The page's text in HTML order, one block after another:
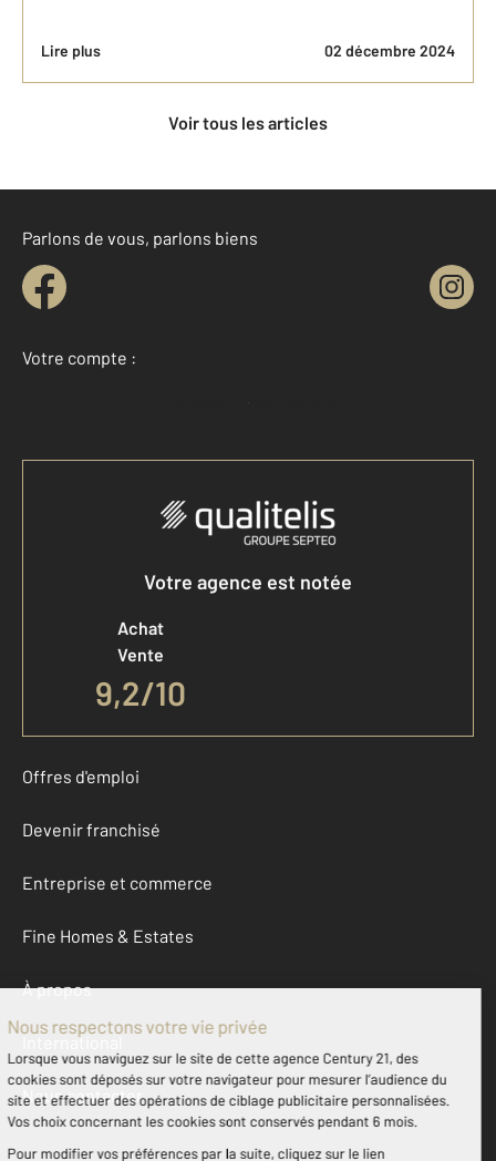
Lire plus 02 décembre 2024
Voir tous les articles
Parlons de vous, parlons biens
Votre compte :
Accéder à mon compte
Votre agence est notée
Achat
Vente
9,2/10
Offres d'emploi
Devenir franchisé
Entreprise et commerce
Fine Homes & Estates
À propos
International
Nous contacter